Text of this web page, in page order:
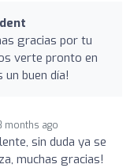
gracias por tu
verte pronto en
un buen día!
months ago
sin duda ya se
muchas gracias!